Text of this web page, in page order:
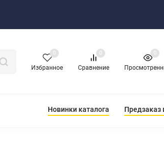
Избранное
0
Сравнение
0 0
Новинки каталога Предзаказ